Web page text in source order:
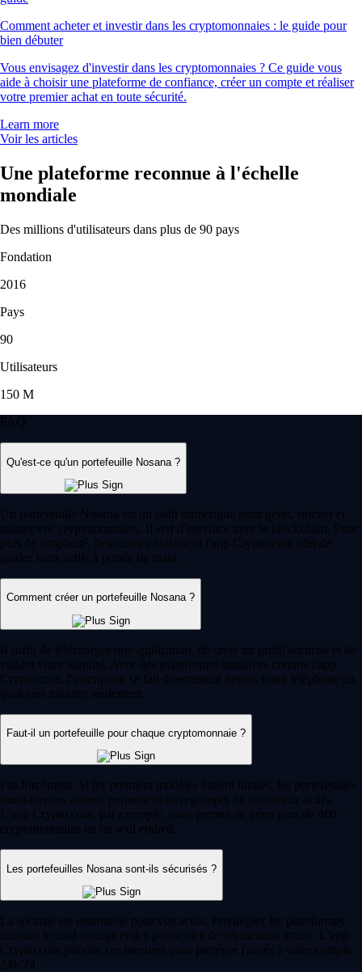
Comment acheter et investir dans les cryptomonnaies : le guide pour
bien débuter
Vous envisagez d'investir dans les cryptomonnaies ? Ce guide vous
aide à choisir une plateforme de confiance, créer un compte et réaliser
votre premier achat en toute sécurité.
Learn more
Voir les articles
Une plateforme reconnue à l'échelle
mondiale
Des millions d'utilisateurs dans plus de 90 pays
Fondation
2016
Pays
90
Utilisateurs
150 M
FAQ
Qu'est-ce qu'un portefeuille Nosana ?
Un portefeuille Nosana est un outil numérique pour gérer, stocker et
utiliser vos cryptomonnaies. Il sert d'interface avec la blockchain. Pour
plus de simplicité, beaucoup choisissent l'app Crypto.com afin de
garder leurs actifs à portée de main.
Comment créer un portefeuille Nosana ?
Il suffit de télécharger une application, de créer un profil sécurisé et de
valider votre identité. Avec des plateformes intuitives comme l'app
Crypto.com, l'inscription se fait directement depuis votre téléphone en
quelques minutes seulement.
Faut-il un portefeuille pour chaque cryptomonnaie ?
Pas forcément. Si les premiers modèles étaient limités, les portefeuilles
multi-devises actuels permettent de regrouper de nombreux actifs.
L'app Crypto.com, par exemple, vous permet de gérer plus de 400
cryptomonnaies en un seul endroit.
Les portefeuilles Nosana sont-ils sécurisés ?
La sécurité est essentielle pour vos actifs. Privilégiez les plateformes
utilisant le cold storage et des protocoles de vérification stricts. L'app
Crypto.com priorise ces mesures pour protéger l'accès à votre compte
24h/24.